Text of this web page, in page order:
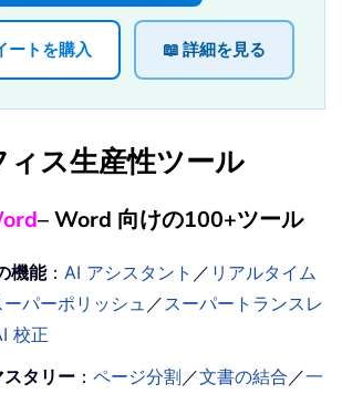
ートを購入 📖 詳細を見る
ス生産性ツール
– Word 向けの100+ツール
機能： AI アシスタント ／ リアルタイム
ーパーポリッシュ ／ スーパートランスレ
校正
スタリー ： ページ分割 ／文書の結合 ／一